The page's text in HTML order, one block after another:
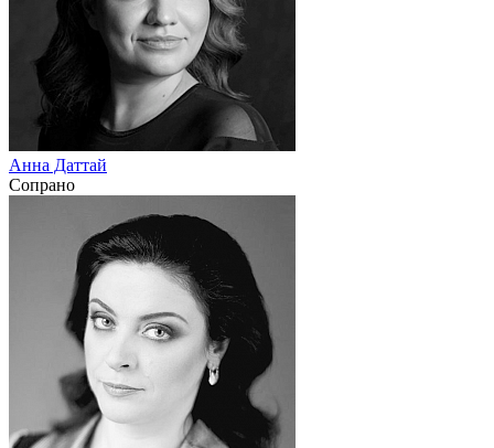
Анна Даттай
Сопрано